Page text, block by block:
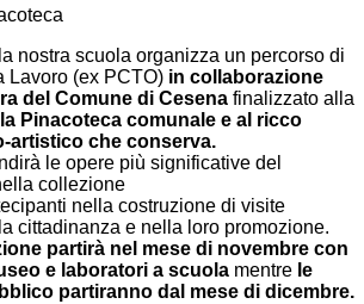
nostra scuola organizza un percorso di
Lavoro (ex PCTO) in collaborazione
del Comune di Cesena finalizzato alla
Pinacoteca comunale e al ricco
artistico che conserva.
le opere più significative del
collezione
nella costruzione di visite
cittadinanza e nella loro promozione.
partirà nel mese di novembre con
e laboratori a scuola mentre le
partiranno dal mese di dicembre.